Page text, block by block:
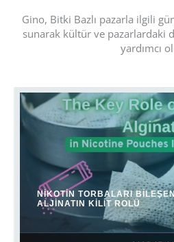
Gino, Bitki Bazlı pazarla ilgili
sunarak kültür ve pazarlardaki
yardımcı
NIKOTIN TORBALARI
ALJINATIN KILIT ROLÜ